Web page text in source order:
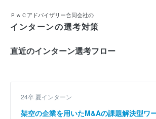
ＰｗＣアドバイザリー合同会社の
インターンの選考対策
直近のインターン選考フロー
24卒 夏インターン
架空の企業を用いたM&Aの課題解決型ワ